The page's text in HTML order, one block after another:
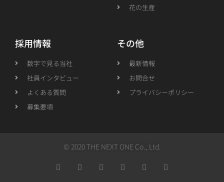
花の生産
採用情報
数字で見る当社
社員インタビュー
よくある質問
募集要項
その他
最新情報
お問合せ
プライバシーポリシー
© 2020 THE NEXT ONE Co., Ltd.